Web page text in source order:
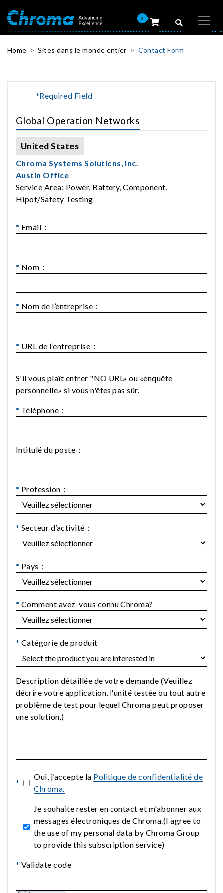
0
Home Sites dans le monde entier Contact Form
*Required Field
Global Operation Networks
United States
Chroma Systems Solutions, Inc.
Austin Office
Service Area: Power, Battery, Component,
Hipot/Safety Testing
* Email：
* Nom：
* Nom de l’entreprise：
* URL de l’entreprise：
S'il vous plaît entrer "NO URL» ou «enquête
personnelle» si vous n'êtes pas sûr.
* Téléphone：
Intitulé du poste：
* Profession：
* Secteur d’activité：
* Pays：
* Comment avez-vous connu Chroma?
* Catégorie de produit
Description détaillée de votre demande (Veuillez
décrire votre application, l'unité testée ou tout autre
problème de test pour lequel Chroma peut proposer
une solution.)
*
Oui, j’accepte la Politique de confidentialité de
Chroma.
Je souhaite rester en contact et m'abonner aux
messages électroniques de Chroma.(I agree to
the use of my personal data by Chroma Group
to provide this subscription service)
* Validate code